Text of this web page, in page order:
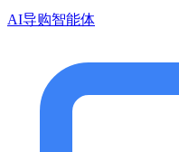
AI导购智能体